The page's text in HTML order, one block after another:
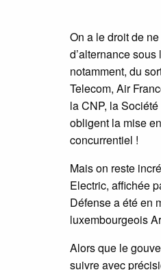
On a le droit de
d’alternance
notamment, du
Telecom, Air
la CNP, la
obligent la mise
concurrentiel !
Mais on reste
Electric, affichée
Défense a été en
luxembourgeois
Alors que le
suivre avec